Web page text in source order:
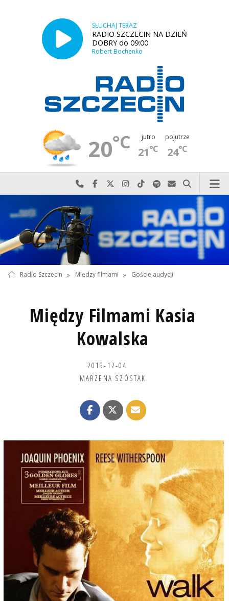
SŁUCHAJ TERAZ
RADIO SZCZECIN NA DZIEŃ
DOBRY do 09:00
Robert Bochenko
20°C jutro
21°C
pojutrze
24°C
Najlepiej po prostu do nas zadzwoń
Odwiedź nas na Facebook-u
Odwiedź nas na X
Odwiedź nas na Instagram-ie
Odwiedź nas na TikTok-u
Szukaj nas na Spotify
Wyślij do nas
Szukaj
Radio Szczecin » Między filmami » Goście audycji
Między Filmami Kasia
Kowalska
2019-12-04
MARZENA SZÓSTAK